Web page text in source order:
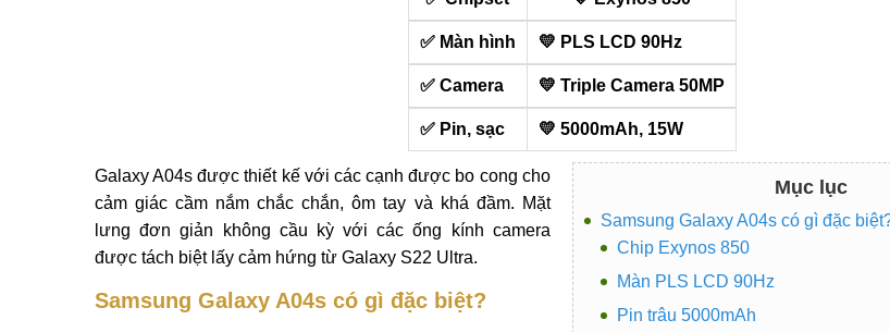
✅ Màn hình 💛 PLS LCD 90Hz
✅ Camera 💛 Triple Camera 50MP
✅ Pin, sạc 💛 5000mAh, 15W
Mục lục
Samsung Galaxy A04s có gì đặc
Chip Exynos 850
Màn PLS LCD 90Hz
Pin trâu 5000mAh
Galaxy A04s được thiết kế với các cạnh được bo cong cho
cảm giác cầm nắm chắc chắn, ôm tay và khá đầm. Mặt
lưng đơn giản không cầu kỳ với các ống kính camera
được tách biệt lấy cảm hứng từ Galaxy S22 Ultra.
Samsung Galaxy A04s có gì đặc biệt?